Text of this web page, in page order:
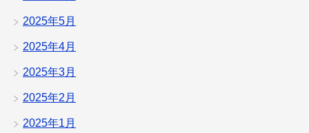
2025年5月
2025年4月
2025年3月
2025年2月
2025年1月